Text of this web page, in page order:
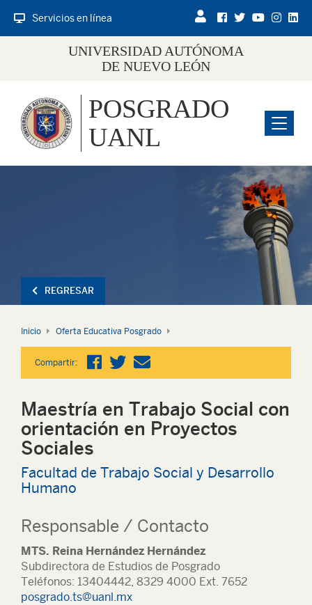
Servicios en línea
UNIVERSIDAD AUTÓNOMA
DE NUEVO LEÓN
Menu
POSGRADO
UANL
REGRESAR
Inicio Oferta Educativa Posgrado
Compartir:
Maestría en Trabajo Social con
orientación en Proyectos
Sociales
Facultad de Trabajo Social y Desarrollo
Humano
Responsable / Contacto
MTS. Reina Hernández Hernández
Subdirectora de Estudios de Posgrado
Teléfonos: 13404442, 8329 4000 Ext. 7652
posgrado.ts@uanl.mx